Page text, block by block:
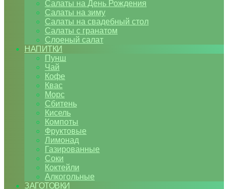
Салаты на День Рождения
Салаты на зиму
Салаты на свадебный стол
Салаты с гранатом
Слоеный салат
НАПИТКИ
Пунш
Чай
Кофе
Квас
Морс
Сбитень
Кисель
Компоты
Фруктовые
Лимонад
Газированные
Соки
Коктейли
Алкогольные
ЗАГОТОВКИ